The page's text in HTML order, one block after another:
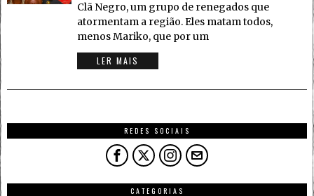
Clã Negro, um grupo de renegados que
atormentam a região. Eles matam todos,
menos Mariko, que por um
LER MAIS
REDES SOCIAIS
CATEGORIAS